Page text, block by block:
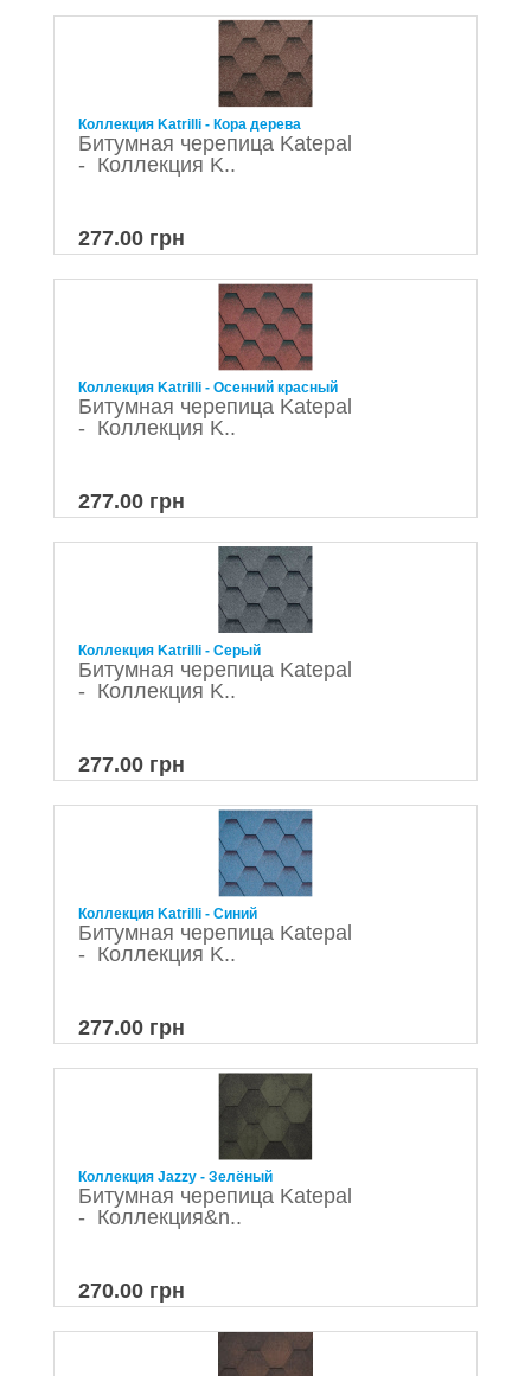
Коллекция Katrilli - Кора дерева
Битумная черепица Katepal
- Коллекция K..
277.00 грн
Коллекция Katrilli - Осенний красный
Битумная черепица Katepal
- Коллекция K..
277.00 грн
Коллекция Katrilli - Серый
Битумная черепица Katepal
- Коллекция K..
277.00 грн
Коллекция Katrilli - Синий
Битумная черепица Katepal
- Коллекция K..
277.00 грн
Коллекция Jazzy - Зелёный
Битумная черепица Katepal
- Коллекция&n..
270.00 грн